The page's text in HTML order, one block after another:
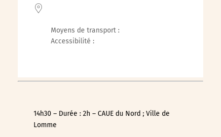
Moyens de transport :
Accessibilité :
14h30 – Durée : 2h – CAUE du Nord ; Ville de
Lomme